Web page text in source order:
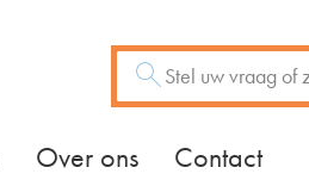
Over ons Contact
Zoeken
Vraag of trefwoord